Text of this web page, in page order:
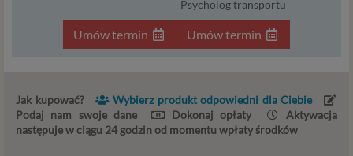
Umów termin
Psycholog transportu
Umów termin
Jak kupować?
Wybierz produkt odpowiedni dla Ciebie
Podaj nam swoje dane
Dokonaj opłaty
Aktywacja
następuje w ciągu 24 godzin od momentu wpłaty środków
przetwarzania danych jest uzasadniony interes
administratora – do czasu istnienia tego uzasadnionego
interesu.
Administratorami Twoich danych osobowych Psychology
Consulting Aneta Styńska właściciel serwisu